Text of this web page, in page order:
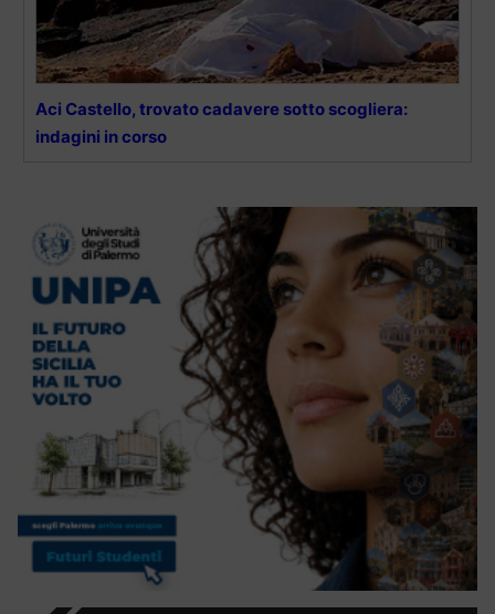
Aci Castello, trovato cadavere sotto scogliera:
indagini in corso